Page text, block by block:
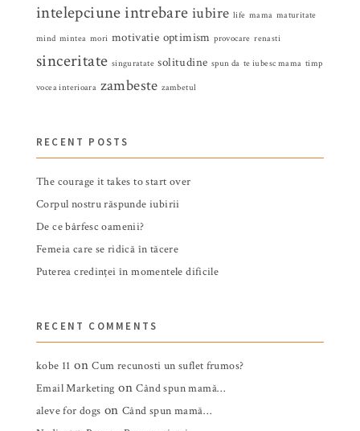
intelepciuneintrebare iubire life mama maturitate
mind mintea mori motivatie optimism provocare renasti
sinceritate singuratate solitudine spun da te iubesc mama timp
vocea interioara zambeste zambetul
RECENT POSTS
The courage it takes to start over
Corpul nostru răspunde iubirii
De ce bârfesc oamenii?
Femeia care se ridică în tăcere
Puterea credinței în momentele dificile
RECENT COMMENTS
kobe 11 onCum recunosti un suflet frumos?
Email Marketing onCând spun mamă…
aleve for dogs onCând spun mamă…